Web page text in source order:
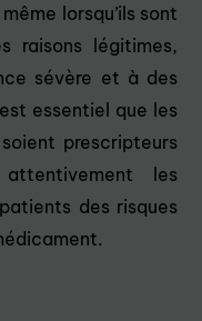
lorsqu’ils sont
raisons légitimes,
sévère et à des
essentiel que les
prescripteurs
les
des risques